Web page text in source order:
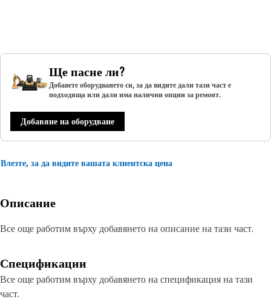
Ще пасне ли?
Добавете оборудването си, за да видите дали тази част е
подходяща или дали има налични опции за ремонт.
Добавяне на оборудване
Влезте, за да видите вашата клиентска цена
Описание
Все още работим върху добавянето на описание на тази част.
Спецификации
Все още работим върху добавянето на спецификация на тази
част.